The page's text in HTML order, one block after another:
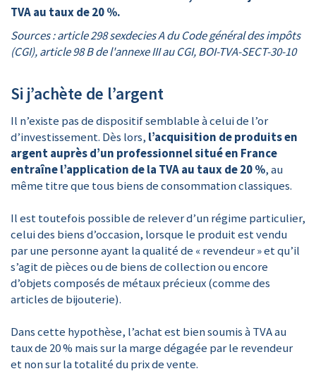
TVA au taux de 20 %.
Sources : article 298 sexdecies A du Code général des impôts
(CGI), article 98 B de l'annexe III au CGI, BOI-TVA-SECT-30-10
Si j’achète de l’argent
Il n’existe pas de dispositif semblable à celui de l’or
d’investissement. Dès lors, l’acquisition de produits en
argent auprès d’un professionnel situé en France
entraîne l’application de la TVA au taux de 20 %, au
même titre que tous biens de consommation classiques.
Il est toutefois possible de relever d’un régime particulier,
celui des biens d’occasion, lorsque le produit est vendu
par une personne ayant la qualité de « revendeur » et qu’il
s’agit de pièces ou de biens de collection ou encore
d’objets composés de métaux précieux (comme des
articles de bijouterie).
Dans cette hypothèse, l’achat est bien soumis à TVA au
taux de 20 % mais sur la marge dégagée par le revendeur
et non sur la totalité du prix de vente.